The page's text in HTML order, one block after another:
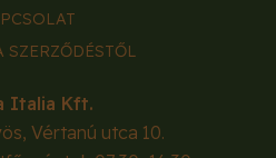
SZERZŐDÉSTŐL
Italia Kft.
, Vértanú utca 10.